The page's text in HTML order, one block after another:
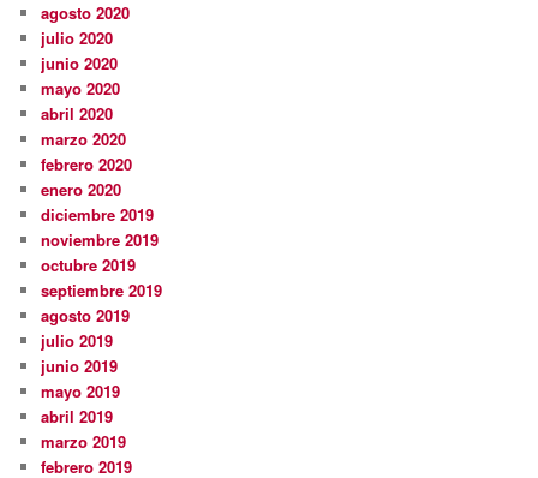
agosto 2020
julio 2020
junio 2020
mayo 2020
abril 2020
marzo 2020
febrero 2020
enero 2020
diciembre 2019
noviembre 2019
octubre 2019
septiembre 2019
agosto 2019
julio 2019
junio 2019
mayo 2019
abril 2019
marzo 2019
febrero 2019